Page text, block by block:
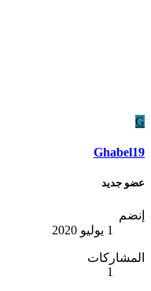
G
Ghabel19
عضو جديد
إنضم
1 يوليو 2020
المشاركات
1